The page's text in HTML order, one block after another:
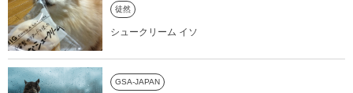
徒然
シュークリーム イソ
GSA-JAPAN